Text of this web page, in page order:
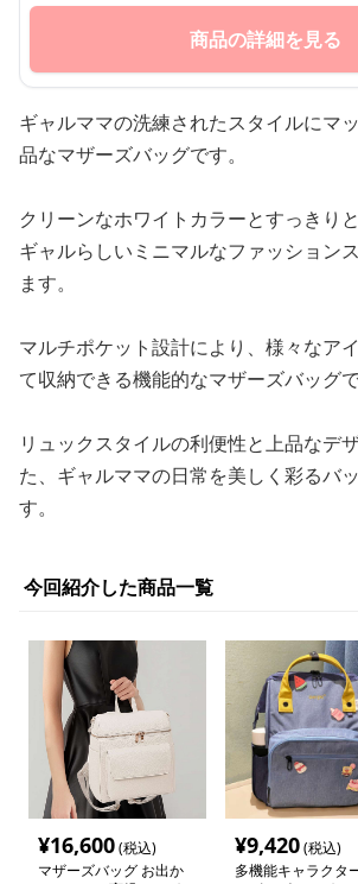
商品の詳細を見る
ギャルママの洗練されたスタイルにマ
品なマザーズバッグです。
クリーンなホワイトカラーとすっきり
ギャルらしいミニマルなファッション
ます。
マルチポケット設計により、様々なア
て収納できる機能的なマザーズバッグで
リュックスタイルの利便性と上品なデ
た、ギャルママの日常を美しく彩るバ
す。
今回紹介した商品一覧
¥16,600(税込)
マザーズバッグ お出か
¥9,420(税込)
多機能キャラクタ